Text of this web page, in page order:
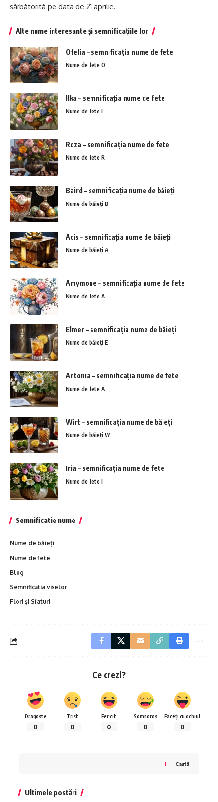
sărbătorită pe data de 21 aprilie.
Alte nume interesante și semnificațiile lor
Ofelia – semnificația nume de fete
Nume de fete O
Ilka – semnificația nume de fete
Nume de fete I
Roza – semnificația nume de fete
Nume de fete R
Baird – semnificația nume de băieți
Nume de băieți B
Acis – semnificația nume de băieți
Nume de băieți A
Amymone – semnificația nume de fete
Nume de fete A
Elmer – semnificația nume de băieți
Nume de băieți E
Antonia – semnificația nume de fete
Nume de fete A
Wirt – semnificația nume de băieți
Nume de băieți W
Iria – semnificația nume de fete
Nume de fete I
Semnificatie nume
Nume de băieți
Nume de fete
Blog
Semnificatia viselor
Flori și Sfaturi
Ce crezi?
Dragoste
0
Trist
0
Fericit
0
Somnoros
0
Faceți cu ochiul
0
Caută
Ultimele postări